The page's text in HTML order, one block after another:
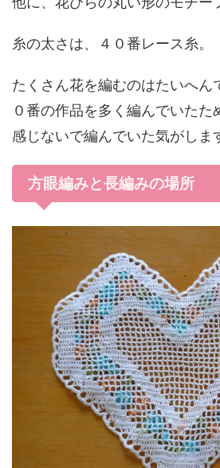
糸の太さは、４０番レース糸。
たくさん花を編むのはたいへん
０番の作品を多く編んでいたた
感じないで編んでいた気がしま
方眼編みと長編みの場所